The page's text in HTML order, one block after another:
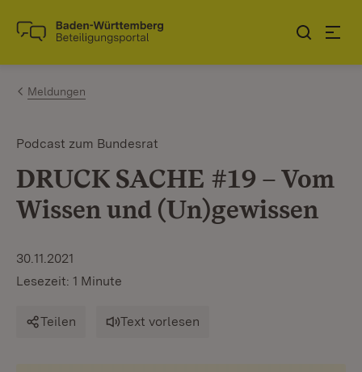
Zum Inhalt springen
Link zur Startseite
Meldungen
Podcast zum Bundesrat
DRUCK SACHE #19 – Vom
Wissen und (Un)gewissen
30.11.2021
Lesezeit: 1 Minute
Teilen Text vorlesen